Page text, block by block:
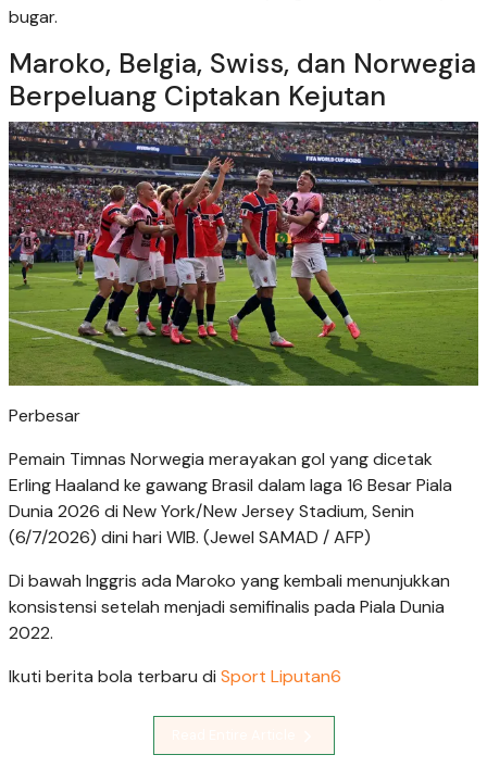
bugar.
Maroko, Belgia, Swiss, dan Norwegia
Berpeluang Ciptakan Kejutan
Perbesar
Pemain Timnas Norwegia merayakan gol yang dicetak
Erling Haaland ke gawang Brasil dalam laga 16 Besar Piala
Dunia 2026 di New York/New Jersey Stadium, Senin
(6/7/2026) dini hari WIB. (Jewel SAMAD / AFP)
Di bawah Inggris ada Maroko yang kembali menunjukkan
konsistensi setelah menjadi semifinalis pada Piala Dunia
2022.
Ikuti berita bola terbaru di Sport Liputan6